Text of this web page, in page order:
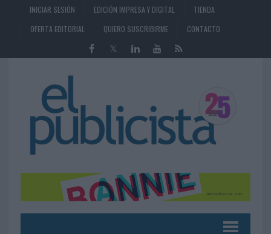
INICIAR SESIÓN EDICIÓN IMPRESA Y DIGITAL
TIENDA
OFERTA EDITORIAL
QUIERO SUSCRIBIRME CONTACTO